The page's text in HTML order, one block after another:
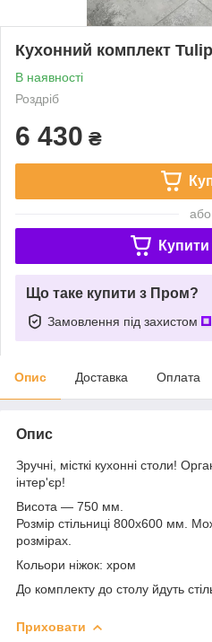
Кухонний комплект
В наявності
Роздріб
6 430 ₴
або
Купити
Що таке купити з Пром?
Замовлення під захистом
Опис Доставка Оплата
Опис
Зручні, місткі кухонні столи!
інтер'єр!
Висота — 750 мм.
Розмір стільниці 800х600 мм.
розмірах.
Кольори ніжок: хром
До комплекту до столу йдуть
Приховати